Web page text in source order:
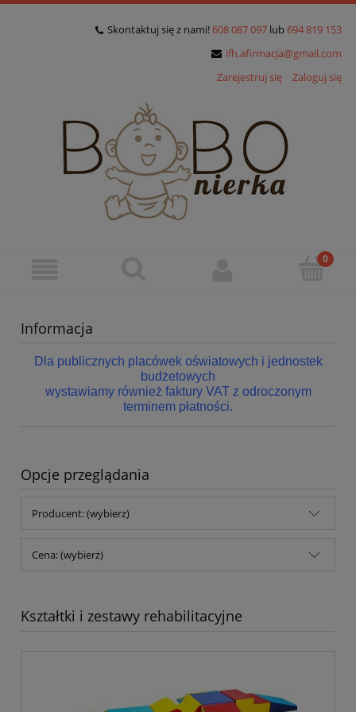
Skontaktuj się z nami! 608 087 097 lub 694 819 153
ifh.afirmacja@gmail.com
Zarejestruj się
Zaloguj się
Informacja
Dla publicznych placówek oświatowych i jednostek
budżetowych
wystawiamy również faktury VAT z odroczonym
terminem płatności.
Opcje przeglądania
Producent: (wybierz)
Cena: (wybierz)
Kształtki i zestawy rehabilitacyjne